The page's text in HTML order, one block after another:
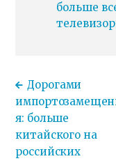
больше
Дорогами
я: больше
китайского на
российских